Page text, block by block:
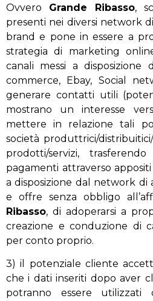
Ovvero Grande Ribasso,
presenti nei diversi network
brand e pone in essere a
strategia di marketing
canali messi a disposizione
commerce, Ebay, Social
generare contatti utili
mostrano un interesse
mettere in relazione tali
società produttrici/
prodotti/servizi,
pagamenti attraverso
a disposizione dal network di
e offre senza obbligo
Ribasso, di adoperarsi a
creazione e conduzione di
per conto proprio.
3) il potenziale cliente
che i dati inseriti dopo aver
potranno essere utilizzati